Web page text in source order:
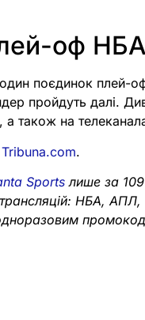
оф
поєдинок
пройдуть далі.
, а також на
.
Sports лише за
трансляцій: НБА,